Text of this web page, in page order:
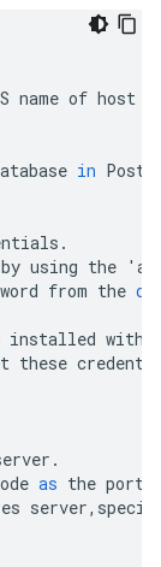
name of host
in
.
by using the '
from the
installed with
these
.
as the
server,